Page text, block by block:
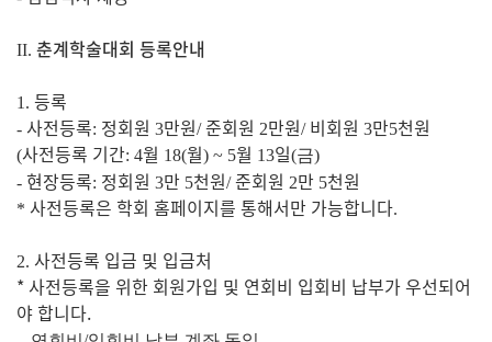
II. 춘계학술대회 등록안내
1. 등록
- 사전등록: 정회원 3만원/준회원 2만원/ 비회원 3만5천원
(사전등록 기간: 4월 18(월) ~ 5월 13일(금)
- 현장등록: 정회원 3만 5천원/준회원 2만 5천원
* 사전등록은 학회 홈페이지를 통해서만 가능합니다.
2. 사전등록 입금 및 입금처
* 사전등록을 위한 회원가입 및 연회비 입회비 납부가 우선되어
야 합니다.